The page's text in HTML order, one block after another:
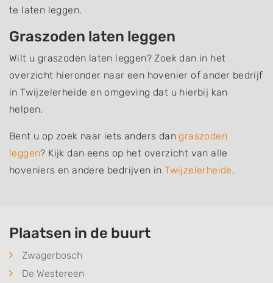
te laten leggen.
Graszoden laten leggen
Wilt u graszoden laten leggen? Zoek dan in het
overzicht hieronder naar een hovenier of ander bedrijf
in Twijzelerheide en omgeving dat u hierbij kan
helpen.
Bent u op zoek naar iets anders dangraszoden
leggen? Kijk dan eens op het overzicht van alle
hoveniers en andere bedrijven inTwijzelerheide.
Plaatsen in de buurt
Zwagerbosch
De Westereen